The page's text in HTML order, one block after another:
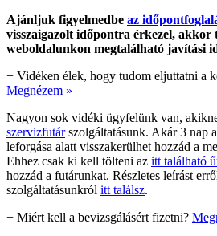
Ajánljuk figyelmedbe az
visszaigazolt időpontra érkezel,
weboldalunkon megtalálható javítási
+ Vidéken élek, hogy tudom eljuttatni a
Megnézem »
Nagyon sok vidéki ügyfelünk van,
szervizfutárszolgáltatásunk. Akár 3 nap
leforgása alatt visszakerülhet hozzád a
Ehhez csak ki kell tölteni az itt található
hozzád a futárunkat. Részletes leírást
szolgáltatásunkról itt találsz.
+ Miért kell a bevizsgálásért fizetni?